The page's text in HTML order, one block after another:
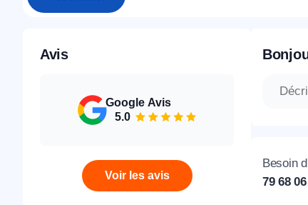
Avis
Google Avis
5.0
Voir les avis
Besoin
79 68